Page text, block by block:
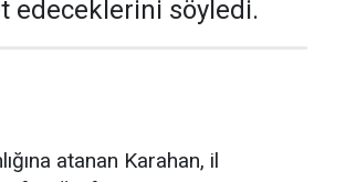
edeceklerini söyledi.
atanan Karahan, il